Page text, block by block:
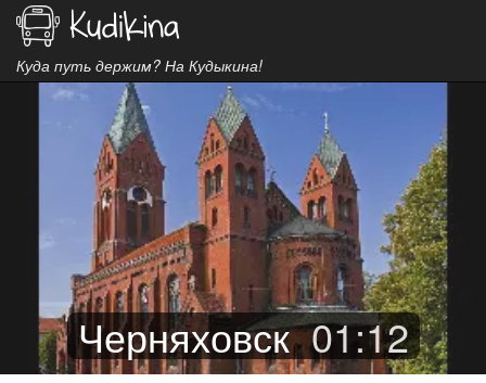
Куда путь держим? На Кудыкина!
Черняховск 01:12